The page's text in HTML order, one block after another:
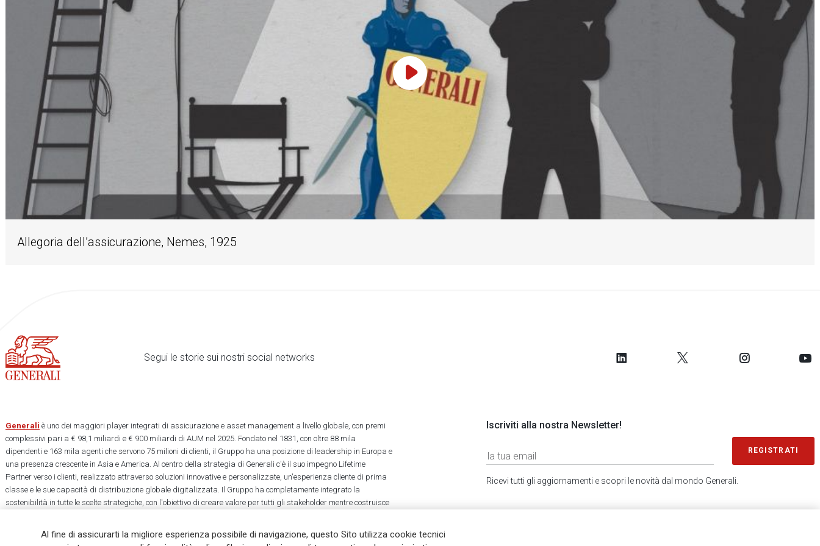
Allegoria dell’assicurazione, Nemes, 1925
Play Video
Segui le storie sui nostri social networks
Iscriviti alla nostra Newsletter!
REGISTRATI
Ricevi tutti gli aggiornamenti e scopri le novità dal mondo Generali.
Generali è uno dei maggiori player integrati di assicurazione e asset management a livello globale, con premi
complessivi pari a € 98,1 miliardi e € 900 miliardi di AUM nel 2025. Fondato nel 1831, con oltre 88 mila
dipendenti e 163 mila agenti che servono 75 milioni di clienti, il Gruppo ha una posizione di leadership in Europa e
una presenza crescente in Asia e America. Al centro della strategia di Generali c'è il suo impegno Lifetime
Partner verso i clienti, realizzato attraverso soluzioni innovative e personalizzate, un'esperienza cliente di prima
classe e le sue capacità di distribuzione globale digitalizzata. Il Gruppo ha completamente integrato la
sostenibilità in tutte le scelte strategiche, con l'obiettivo di creare valore per tutti gli stakeholder mentre costruisce
Al fine di assicurarti la migliore esperienza possibile di navigazione, questo Sito utilizza cookie tecnici